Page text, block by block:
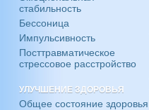
стабильность
Бессоница
Импульсивность
Посттравматическое
стрессовое расстройство
УЛУЧШЕНИЕ ЗДОРОВЬЯ
Общее состояние здоровья